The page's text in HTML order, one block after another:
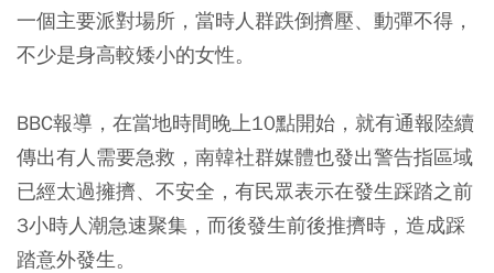
一個主要派對場所，當時人群跌倒擠壓、動彈不得，
不少是身高較矮小的女性。
BBC報導，在當地時間晚上10點開始，就有通報陸續
傳出有人需要急救，南韓社群媒體也發出警告指區域
已經太過擁擠、不安全，有民眾表示在發生踩踏之前
3小時人潮急速聚集，而後發生前後推擠時，造成踩
踏意外發生。